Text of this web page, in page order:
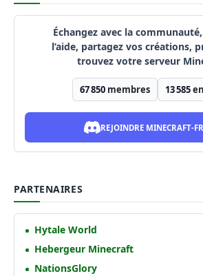
Échangez avec la
l’aide, partagez vos créations,
trouvez votre serveur
67 850membres 13 585
REJOINDRE MINECRAFT-
PARTENAIRES
Hytale World
Hebergeur Minecraft
NationsGlory